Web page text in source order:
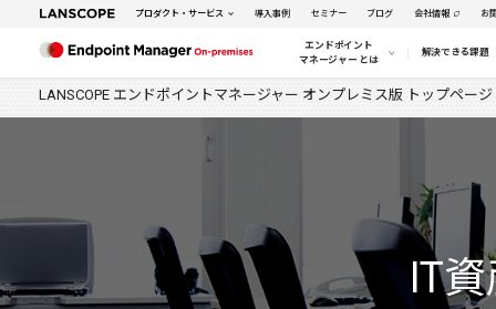
プロダクト・サービス 導入事例 セミナー ブログ 会社情報 お
エンドポイント
マネージャー とは
解決できる課題
LANSCOPE エンドポイントマネージャー オンプレミス版 トップページ
IT